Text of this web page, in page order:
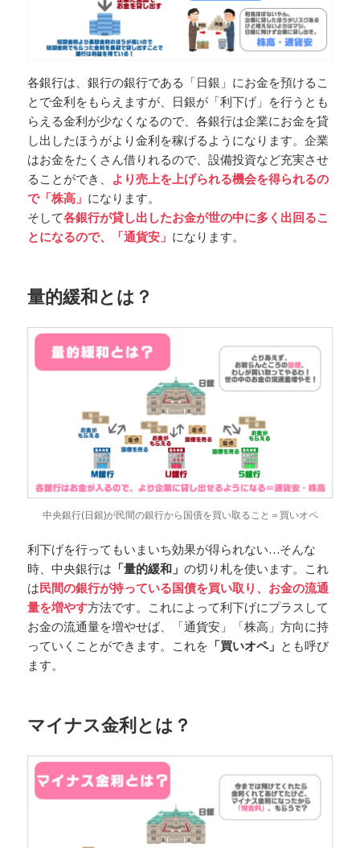
各銀行は、銀行の銀行である「日銀」にお金を預けるこ
とで金利をもらえますが、日銀が「利下げ」を行うとも
らえる金利が少なくなるので、各銀行は企業にお金を貸
し出したほうがより金利を稼げるようになります。企業
はお金をたくさん借りれるので、設備投資など充実させ
ることができ、 より売上を上げられる機会を得られるの
で「株高」 になります。
そして各銀行が貸し出したお金が世の中に多く出回るこ
とになるので、「通貨安」 になります。
量的緩和とは？
中央銀行(日銀)が民間の銀行から国債を買い取ること＝買いオペ
利下げを行ってもいまいち効果が得られない…そんな
時、中央銀行は 「量的緩和」の切り札を使います。これ
は民間の銀行が持っている国債を買い取り、お金の流通
量を増やす方法です。これによって利下げにプラスして
お金の流通量を増やせば、「通貨安」「株高」方向に持
っていくことができます。これを 「買いオペ」 とも呼び
ます。
マイナス金利とは？